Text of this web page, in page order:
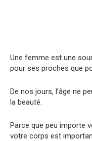
Une femme est une
pour ses proches que
De nos jours, l’âge ne
la beauté.
Parce que peu importe
votre corps est